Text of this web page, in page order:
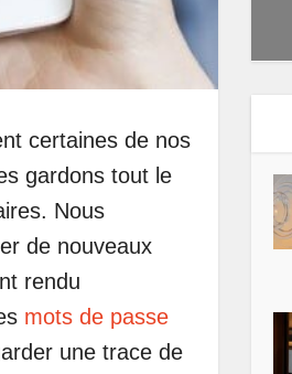
certaines de nos
gardons tout le
Nous
de nouveaux
rendu
mots de passe
une trace de